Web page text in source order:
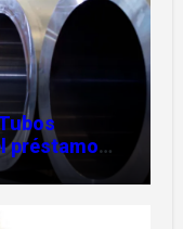
préstamo